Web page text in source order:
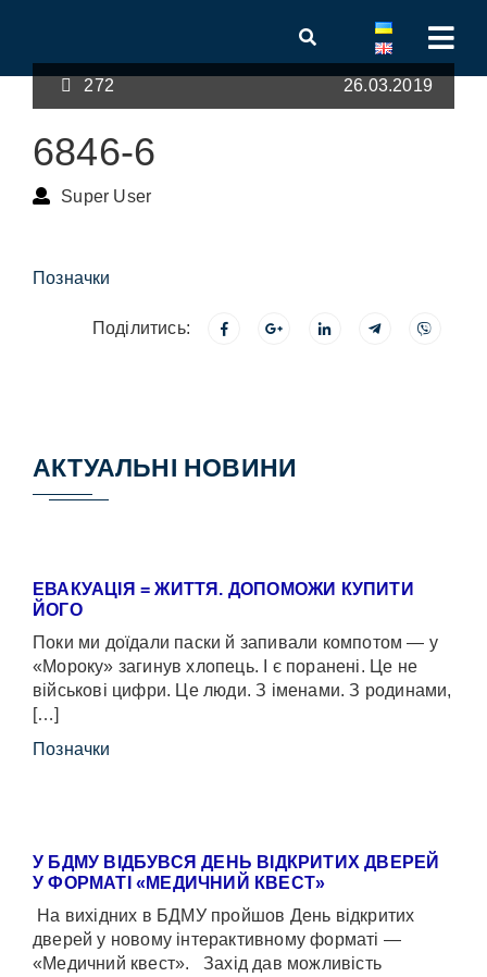
272 26.03.2019
6846-6
Super User
Позначки
Поділитись:
АКТУАЛЬНІ НОВИНИ
ЕВАКУАЦІЯ = ЖИТТЯ. ДОПОМОЖИ КУПИТИ
ЙОГО
Поки ми доїдали паски й запивали компотом — у
«Мороку» загинув хлопець. І є поранені. Це не
військові цифри. Це люди. З іменами. З родинами,
[…]
Позначки
У БДМУ ВІДБУВСЯ ДЕНЬ ВІДКРИТИХ ДВЕРЕЙ
У ФОРМАТІ «МЕДИЧНИЙ КВЕСТ»
На вихідних в БДМУ пройшов День відкритих
дверей у новому інтерактивному форматі —
«Медичний квест». Захід дав можливість